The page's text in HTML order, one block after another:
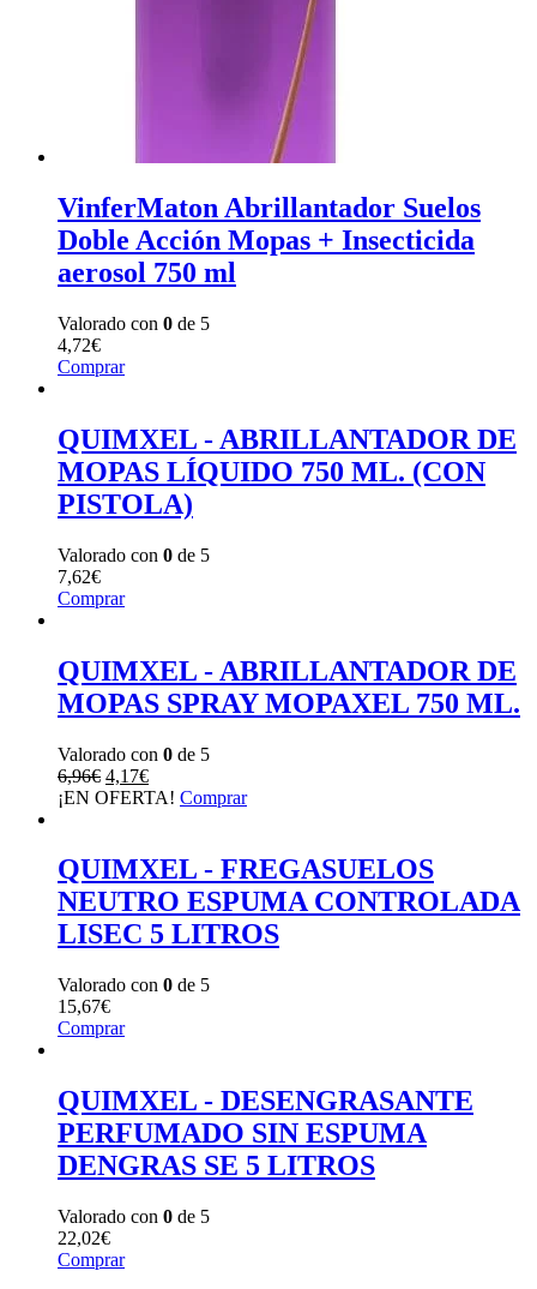
VinferMaton Abrillantador Suelos
Doble Acción Mopas + Insecticida
aerosol 750 ml
Valorado con 0 de 5
4,72€
Comprar
QUIMXEL - ABRILLANTADOR DE
MOPAS LÍQUIDO 750 ML. (CON
PISTOLA)
Valorado con 0 de 5
7,62€
Comprar
QUIMXEL - ABRILLANTADOR DE
MOPAS SPRAY MOPAXEL 750 ML.
Valorado con 0 de 5
6,96€ El
precio
6,96€.
4,17€El
precio
4,17€.
¡EN OFERTA! Comprar
QUIMXEL - FREGASUELOS
NEUTRO ESPUMA CONTROLADA
LISEC 5 LITROS
Valorado con 0 de 5
15,67€
Comprar
QUIMXEL - DESENGRASANTE
PERFUMADO SIN ESPUMA
DENGRAS SE 5 LITROS
Valorado con 0 de 5
22,02€
Comprar